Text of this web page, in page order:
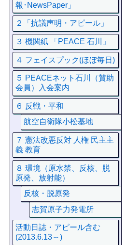
報･NewsPaper」
２「抗議声明・アピール」
３ 機関紙 「PEACE 石川」
４ フェイスプック(ほぼ毎日)
５ PEACEネット石川（賛助
会員）入会案内
６ 反戦・平和
航空自衛隊小松基地
７ 憲法改悪反対 人権 民主主
義 教育
８ 環境（原水禁、反核、脱
原発、放射能）
反核・脱原発
志賀原子力発電所
活動日誌・アピール含む
(2013.6.13～)